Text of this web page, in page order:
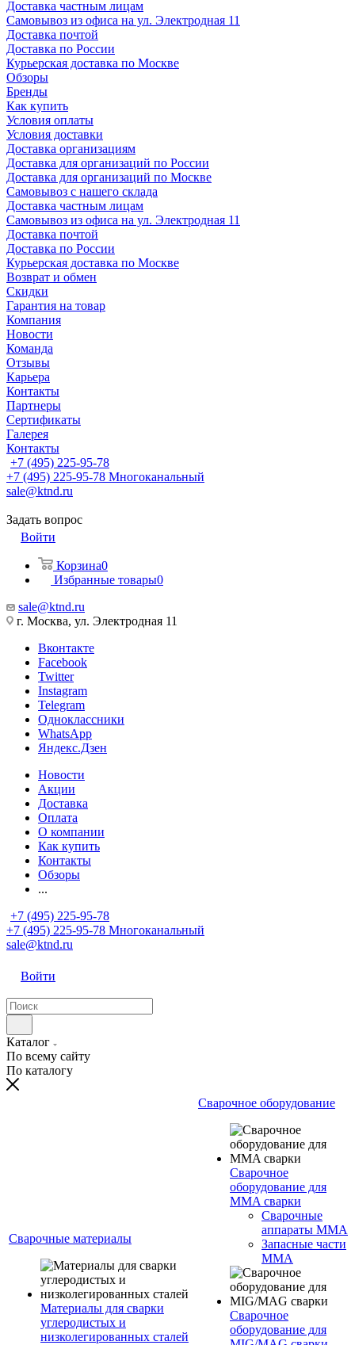
Доставка частным лицам
Самовывоз из офиса на ул. Электродная 11
Доставка почтой
Доставка по России
Курьерская доставка по Москве
Обзоры
Бренды
Как купить
Условия оплаты
Условия доставки
Доставка организациям
Доставка для организаций по России
Доставка для организаций по Москве
Самовывоз с нашего склада
Доставка частным лицам
Самовывоз из офиса на ул. Электродная 11
Доставка почтой
Доставка по России
Курьерская доставка по Москве
Возврат и обмен
Скидки
Гарантия на товар
Компания
Новости
Команда
Отзывы
Карьера
Контакты
Партнеры
Сертификаты
Галерея
Контакты
+7 (495) 225-95-78
+7 (495) 225-95-78 Многоканальный
sale@ktnd.ru
Задать вопрос
Войти
Корзина0
Избранные товары0
sale@ktnd.ru
г. Москва, ул. Электродная 11
Вконтакте
Facebook
Twitter
Instagram
Telegram
Одноклассники
WhatsApp
Яндекс.Дзен
Новости
Акции
Доставка
Оплата
О компании
Как купить
Контакты
Обзоры
...
+7 (495) 225-95-78
+7 (495) 225-95-78 Многоканальный
sale@ktnd.ru
Войти
Каталог
По всему сайту
По каталогу
Сварочные материалы
Материалы для сварки
углеродистых и
низколегированных сталей
Сварочное оборудование
Сварочное
оборудование для
MMA сварки
Сварочные
аппараты MMA
Запасные части
MMA
Сварочное
оборудование для